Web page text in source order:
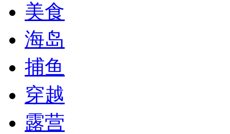
美食
海岛
捕鱼
穿越
露营